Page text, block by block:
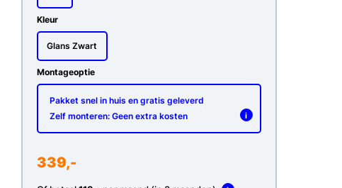
Kleur
Glans Zwart
Montageoptie
Pakket snel in huis en gratis geleverd
Zelf monteren: Geen extra kosten
i
339,-